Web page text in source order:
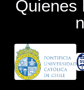
Quienes